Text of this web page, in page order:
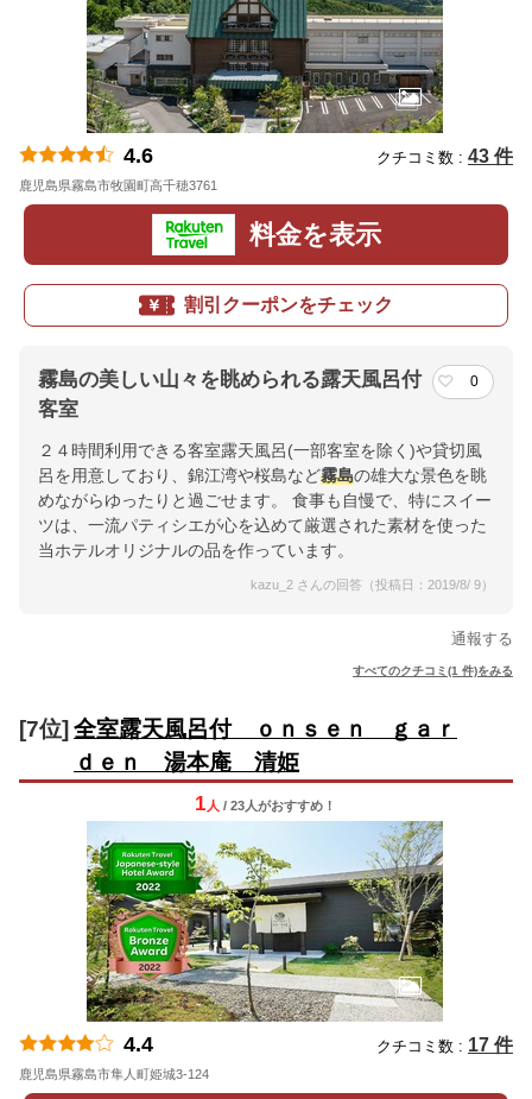
4.6 クチコミ数 : 43 件
鹿児島県霧島市牧園町高千穂3761
料金を表示
割引クーポンをチェック
霧島の美しい山々を眺められる露天風呂付
客室
0
２４時間利用できる客室露天風呂(一部客室を除く)や貸切風
呂を用意しており、錦江湾や桜島など霧島の雄大な景色を眺
めながらゆったりと過ごせます。 食事も自慢で、特にスイー
ツは、一流パティシエが心を込めて厳選された素材を使った
当ホテルオリジナルの品を作っています。
kazu_2 さんの回答（投稿日：2019/8/ 9）
通報する
すべてのクチコミ(1 件)をみる
[7位] 全室露天風呂付 ｏｎｓｅｎ ｇａｒ
ｄｅｎ 湯本庵 清姫
1 人 / 23人がおすすめ！
4.4 クチコミ数 : 17 件
鹿児島県霧島市隼人町姫城3-124